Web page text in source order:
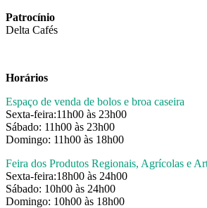
Patrocínio
Delta Cafés
Horários
Espaço de venda de bolos e broa caseira
Sexta-feira:11h00 às 23h00
Sábado: 11h00 às 23h00
Domingo: 11h00 às 18h00
Feira dos Produtos Regionais, Agrícolas e
Sexta-feira:18h00 às 24h00
Sábado: 10h00 às 24h00
Domingo: 10h00 às 18h00